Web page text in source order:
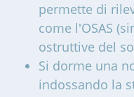
permette di
come l'OSAS
ostruttive del
Si dorme una
indossando la